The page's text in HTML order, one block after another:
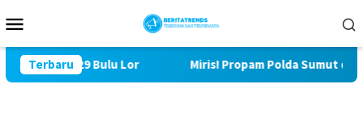
ke
Mobile
Terbaru
ke 129 Bulu Lor Miris! Propam Polda Sumut dan